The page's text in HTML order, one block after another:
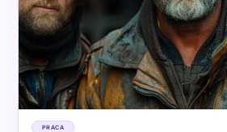
PRACA